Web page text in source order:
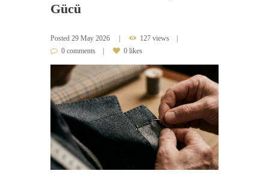
Gücü
Posted 29 May 2026
127 views
0 comments
0 likes